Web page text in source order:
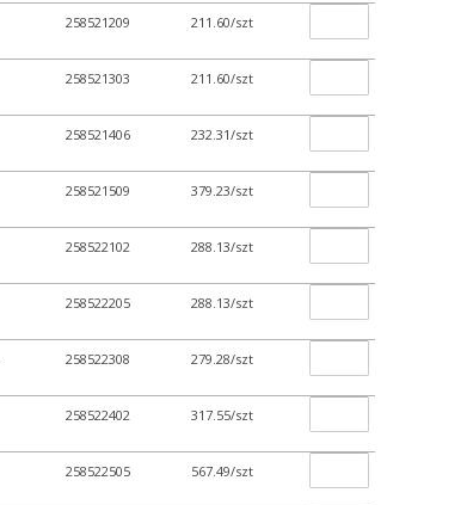
258521209 211.60/szt
258521303 211.60/szt
258521406 232.31/szt
258521509 379.23/szt
258522102 288.13/szt
258522205 288.13/szt
258522308 279.28/szt
258522402 317.55/szt
258522505 567.49/szt